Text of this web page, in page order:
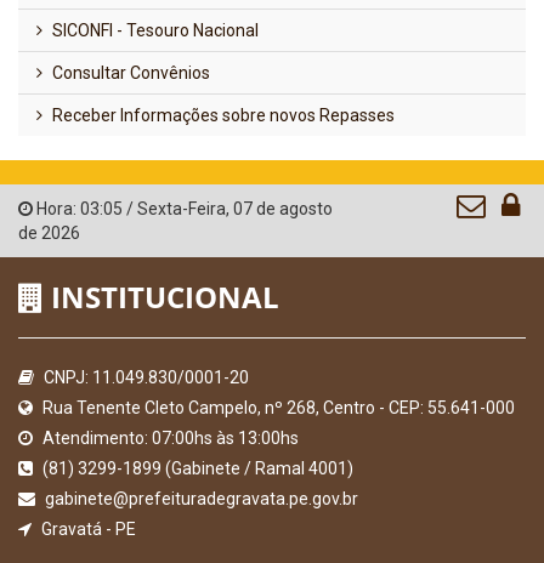
SICONFI - Tesouro Nacional
Consultar Convênios
Receber Informações sobre novos Repasses
Hora: 03:05 /Sexta-Feira, 07 de agosto
de 2026
INSTITUCIONAL
CNPJ: 11.049.830/0001-20
Rua Tenente Cleto Campelo, nº 268, Centro - CEP: 55.641-000
Atendimento: 07:00hs às 13:00hs
(81) 3299-1899 (Gabinete / Ramal 4001)
gabinete@prefeituradegravata.pe.gov.br
Gravatá - PE